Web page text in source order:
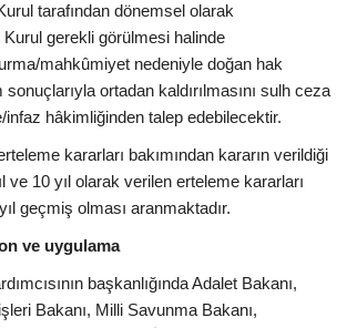
tarafından dönemsel olarak
gerekli görülmesi halinde
mahkûmiyet nedeniyle doğan hak
ortadan kaldırılmasını sulh ceza
hâkimliğinden talep edebilecektir.
kararları bakımından kararın verildiği
ve 10 yıl olarak verilen erteleme kararları
geçmiş olması aranmaktadır.
ve uygulama
başkanlığında Adalet Bakanı,
Bakanı, Milli Savunma Bakanı,